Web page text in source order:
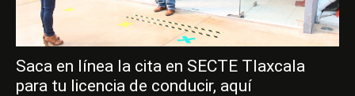
Saca en línea la cita en SECTE Tlaxcala
para tu licencia de conducir, aquí